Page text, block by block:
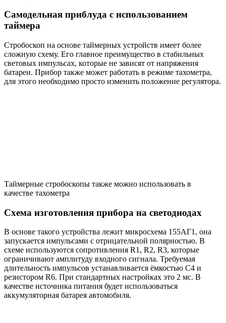
Самодельная приблуда с использованием
таймера
Стробоскоп на основе таймерных устройств имеет более
сложную схему. Его главное преимущество в стабильных
световых импульсах, которые не зависят от напряжения
батареи. Прибор также может работать в режиме тахометра,
для этого необходимо просто изменить положение регулятора.
Таймерные стробоскопы также можно использовать в
качестве тахометра
Схема изготовления прибора на светодиодах
В основе такого устройства лежит микросхема 155АГ1, она
запускается импульсами с отрицательной полярностью. В
схеме используются сопротивления R1, R2, R3, которые
ограничивают амплитуду входного сигнала. Требуемая
длительность импульсов устанавливается ёмкостью С4 и
резистором R6. При стандартных настройках это 2 мс. В
качестве источника питания будет использоваться
аккумуляторная батарея автомобиля.